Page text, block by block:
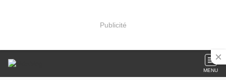
Publicité
MENU